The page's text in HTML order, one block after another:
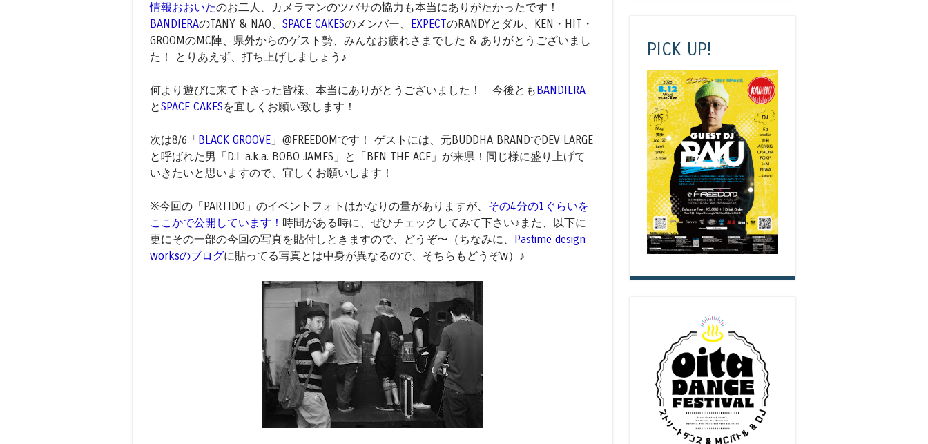
情報おおいたのお二人、カメラマンのツバサの協力も本当にありがたかったです！
BANDIERAのTANY & NAO、 SPACE CAKESのメンバー、 EXPECTのRANDYとダル、KEN・HIT・
GROOMのMC陣、県外からのゲスト勢、みんなお疲れさまでした & ありがとうございまし
た！ とりあえず、打ち上げしましょう♪
何より遊びに来て下さった皆様、本当にありがとうございました！ 今後ともBANDIERA
とSPACE CAKESを宜しくお願い致します！
次は8/6「BLACK GROOVE 」@FREEDOMです！ ゲストには、元BUDDHA BRANDでDEV LARGE
と呼ばれた男「D.L a.k.a. BOBO JAMES」と「BEN THE ACE」が来県！同じ様に盛り上げて
いきたいと思いますので、宜しくお願いします！
※今回の「PARTIDO」のイベントフォトはかなりの量がありますが、 その4分の1ぐらいを
ここかで公開しています！ 時間がある時に、ぜひチェックしてみて下さい♪また、以下に
更にその一部の今回の写真を貼付しときますので、どうぞ〜（ちなみに、 Pastime design
worksのブログに貼ってる写真とは中身が異なるので、そちらもどうぞw）♪
PICK UP!